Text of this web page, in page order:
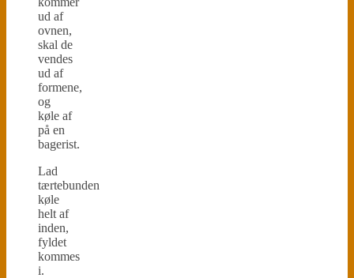
ud af
ovnen,
skal de
vendes
ud af
formene,
og
køle af
på en
bagerist.
Lad
tærtebunden
køle
helt af
inden,
fyldet
kommes
i.